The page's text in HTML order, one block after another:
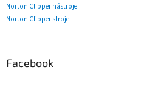
Norton Clipper nástroje
Norton Clipper stroje
Facebook